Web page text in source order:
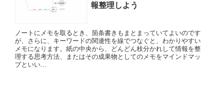
報整理しよう
ノートにメモを取るとき、箇条書きもまとまっていてよいのです
が、さらに、キーワードの関連性を線でつなぐと、わかりやすい
メモになります。紙の中央から、どんどん枝分かれして情報を整
理する思考方法、またはその成果物としてのメモをマインドマッ
プといい...